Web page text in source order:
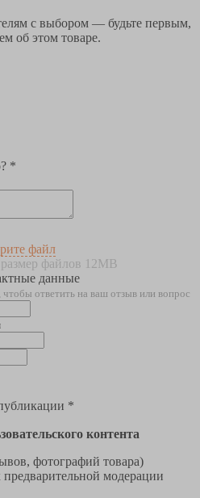
с выбором — будьте первым,
об этом товаре.
*
файл
файлов 12MB
данные
ответить на ваш отзыв или вопрос
*
контента
фотографий товара)
модерации